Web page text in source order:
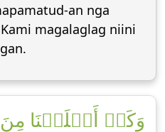
an nga
magalaglag niini
وَكَمۡ أَهۡلَكۡنَا